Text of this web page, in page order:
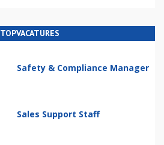
TOPVACATURES
Safety & Compliance Manager
Sales Support Staff